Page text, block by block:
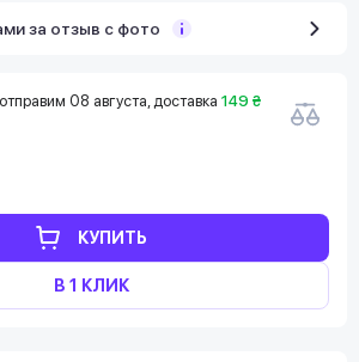
за отзыв с фото
08 августа, доставка 149 ₴
КУПИТЬ
В 1 КЛИК